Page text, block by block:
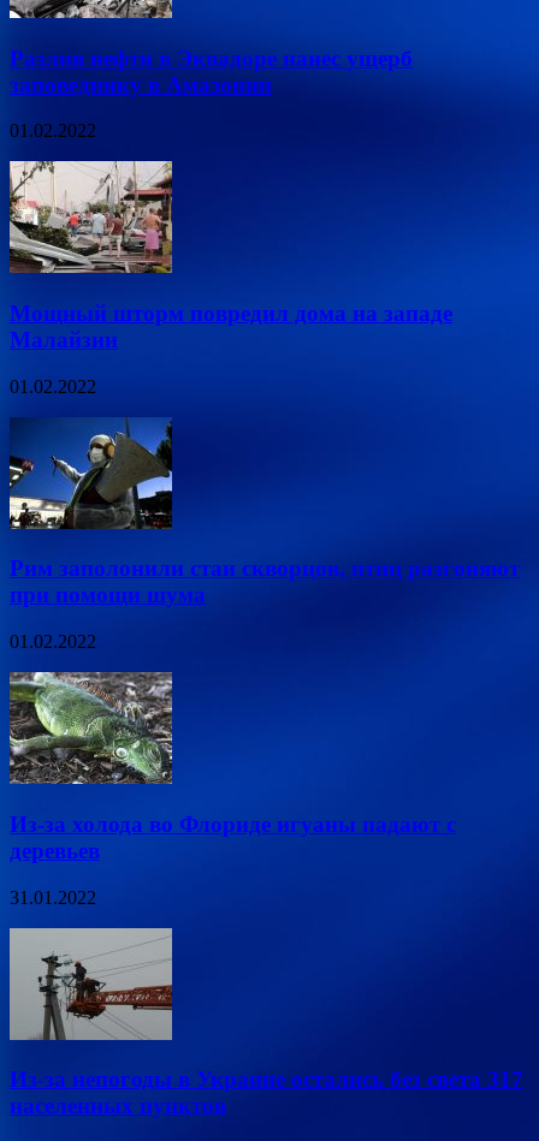
Разлив нефти в Эквадоре нанес ущерб
заповеднику в Амазонии
01.02.2022
Мощный шторм повредил дома на западе
Малайзии
01.02.2022
Рим заполонили стаи скворцов, птиц разгоняют
при помощи шума
01.02.2022
Из-за холода во Флориде игуаны падают с
деревьев
31.01.2022
Из-за непогоды в Украине остались без света 317
населенных пунктов